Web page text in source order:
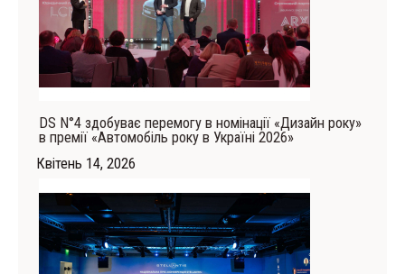
DS N°4 здобуває перемогу в номінації «Дизайн року»
в премії «Автомобіль року в Україні 2026»
Квітень 14, 2026